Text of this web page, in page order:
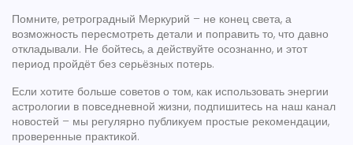
Помните, ретроградный Меркурий – не конец света, а
возможность пересмотреть детали и поправить то, что давно
откладывали. Не бойтесь, а действуйте осознанно, и этот
период пройдёт без серьёзных потерь.
Если хотите больше советов о том, как использовать энергии
астрологии в повседневной жизни, подпишитесь на наш канал
новостей – мы регулярно публикуем простые рекомендации,
проверенные практикой.